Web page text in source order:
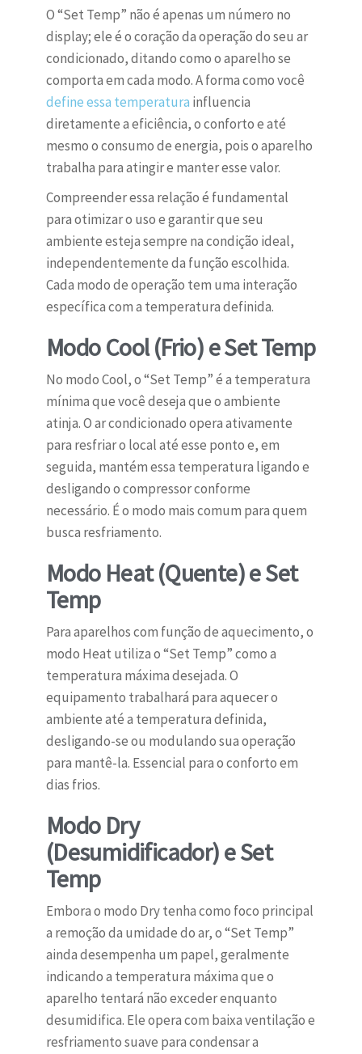
O “Set Temp” não é apenas um número no
display; ele é o coração da operação do seu ar
condicionado, ditando como o aparelho se
comporta em cada modo. A forma como você
define essa temperatura influencia
diretamente a eficiência, o conforto e até
mesmo o consumo de energia, pois o aparelho
trabalha para atingir e manter esse valor.
Compreender essa relação é fundamental
para otimizar o uso e garantir que seu
ambiente esteja sempre na condição ideal,
independentemente da função escolhida.
Cada modo de operação tem uma interação
específica com a temperatura definida.
Modo Cool (Frio) e Set Temp
No modo Cool, o “Set Temp” é a temperatura
mínima que você deseja que o ambiente
atinja. O ar condicionado opera ativamente
para resfriar o local até esse ponto e, em
seguida, mantém essa temperatura ligando e
desligando o compressor conforme
necessário. É o modo mais comum para quem
busca resfriamento.
Modo Heat (Quente) e Set
Temp
Para aparelhos com função de aquecimento, o
modo Heat utiliza o “Set Temp” como a
temperatura máxima desejada. O
equipamento trabalhará para aquecer o
ambiente até a temperatura definida,
desligando-se ou modulando sua operação
para mantê-la. Essencial para o conforto em
dias frios.
Modo Dry
(Desumidificador) e Set
Temp
Embora o modo Dry tenha como foco principal
a remoção da umidade do ar, o “Set Temp”
ainda desempenha um papel, geralmente
indicando a temperatura máxima que o
aparelho tentará não exceder enquanto
desumidifica. Ele opera com baixa ventilação e
resfriamento suave para condensar a